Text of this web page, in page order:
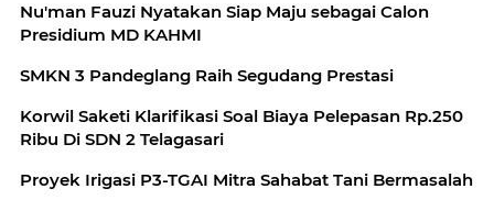
Nu'man Fauzi Nyatakan Siap Maju sebagai Calon
Presidium MD KAHMI
SMKN 3 Pandeglang Raih Segudang Prestasi
Korwil Saketi Klarifikasi Soal Biaya Pelepasan Rp.250
Ribu Di SDN 2 Telagasari
Proyek Irigasi P3-TGAI Mitra Sahabat Tani Bermasalah